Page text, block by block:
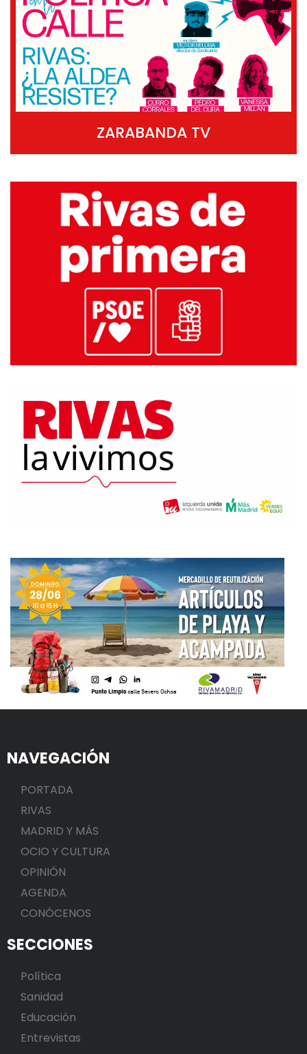
ZARABANDA TV
NAVEGACIÓN
PORTADA
RIVAS
MADRID Y MÁS
OCIO Y CULTURA
OPINIÓN
AGENDA
CONÓCENOS
SECCIONES
Política
Sanidad
Educación
Entrevistas